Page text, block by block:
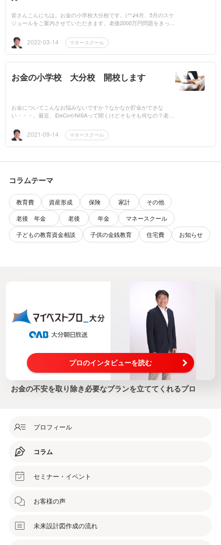
皆さんこんにちは。お金の小学校大分校です。(^^♪4月、5月のスケ
ジュールをご案内させていただきます。老後2000万円問題をきっか
れでも素人で...
2022-03-14 マネースクール
お金の小学校 大分校 開校します
お金についてこんなお悩みないですか？なかなか貯金ができな
い・・・。最近、iDeCoやNISAって聞くけどそもそも何なの？老後
などなど・・・。...
2021-09-14 マネースクール
コラムテーマ
教育費 資産形成 保険 家計
その他
老後 年金
老後 年金
マネースクール
子どもの教育資金相談
子供の金銭教育 住宅費 お知らせ
プロのインタビューを読む
お金の不安を取り除き必要なプランを立ててくれるプロ
プロフィール
コラム
セミナー・イベント
お客様の声
未来設計図作成の流れ